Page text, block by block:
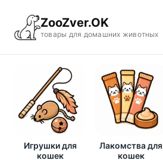
ZooZver.OK
товары для домашних животных
Игрушки для
кошек
Лакомства для
кошек